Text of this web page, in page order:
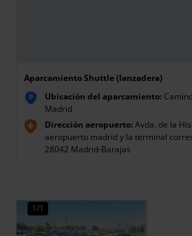
Aparcamiento Shuttle (lanzadera)
P Ubicación del aparcamiento:
Madrid
Dirección aeropuerto:Avda. de la
aeropuerto madrid y la terminal
28042 Madrid-Barajas
1/1